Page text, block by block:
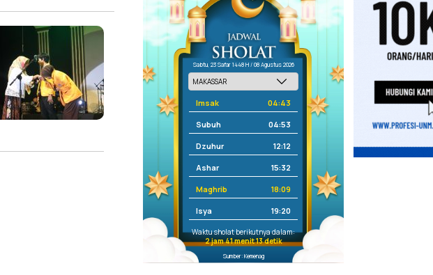
Sabtu, 23 Safar 1448 H / 08 Agustus 2026
Imsak 04:43
Subuh 04:53
Dzuhur 12:12
Ashar 15:32
Maghrib 18:09
Isya 19:20
Waktu sholat berikutnya dalam:
2 jam 41 menit 13 detik
Sumber: Kemenag